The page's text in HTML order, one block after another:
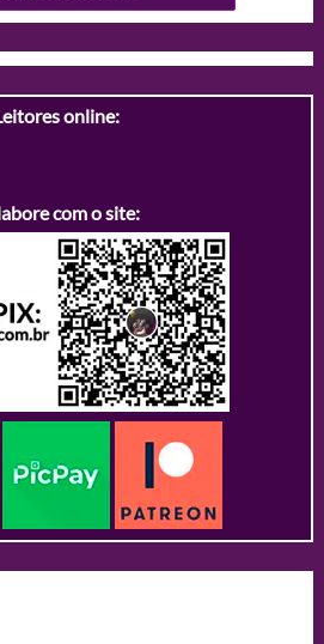
online:
com o site: